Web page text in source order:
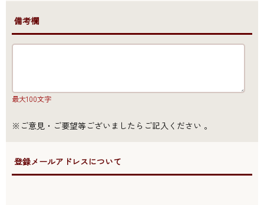
●備考欄
最大100文字
※ご意見・ご要望等ございましたらご記入ください 。
●登録メールアドレスについて